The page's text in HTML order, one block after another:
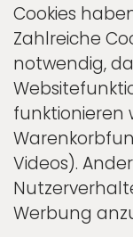
Cookies
Zahlreiche
notwendig,
funktionieren
Videos).
Werbung